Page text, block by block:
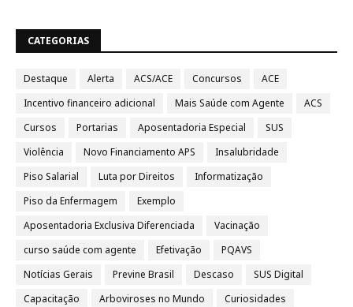
CATEGORIAS
Destaque Alerta ACS/ACE Concursos
ACE
Incentivo financeiro adicional
Mais Saúde com Agente
ACS
Cursos
Portarias Aposentadoria Especial
SUS
Violência
Novo Financiamento APS
Insalubridade
Piso Salarial
Luta por Direitos
Informatização
Piso da Enfermagem
Exemplo
Aposentadoria Exclusiva Diferenciada
Vacinação
curso saúde com agente
Efetivação
PQAVS
Notícias Gerais
Previne Brasil Descaso
SUS Digital
Capacitação
Arboviroses no Mundo
Curiosidades